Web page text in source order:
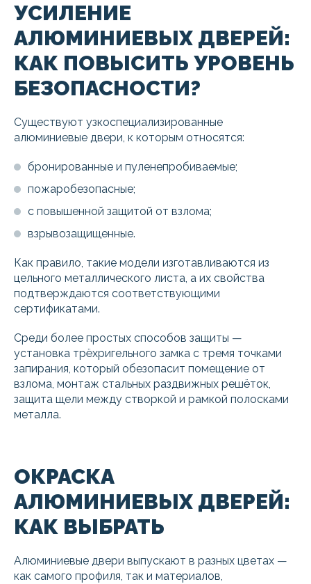
УСИЛЕНИЕ
АЛЮМИНИЕВЫХ ДВЕРЕЙ:
КАК ПОВЫСИТЬ УРОВЕНЬ
БЕЗОПАСНОСТИ?
Существуют узкоспециализированные
алюминиевые двери, к которым относятся:
бронированные и пуленепробиваемые;
пожаробезопасные;
с повышенной защитой от взлома;
взрывозащищенные.
Как правило, такие модели изготавливаются из
цельного металлического листа, а их свойства
подтверждаются соответствующими
сертификатами.
Среди более простых способов защиты —
установка трёхригельного замка с тремя точками
запирания, который обезопасит помещение от
взлома, монтаж стальных раздвижных решёток,
защита щели между створкой и рамкой полосками
металла.
ОКРАСКА
АЛЮМИНИЕВЫХ ДВЕРЕЙ:
КАК ВЫБРАТЬ
Алюминиевые двери выпускают в разных цветах —
как самого профиля, так и материалов,